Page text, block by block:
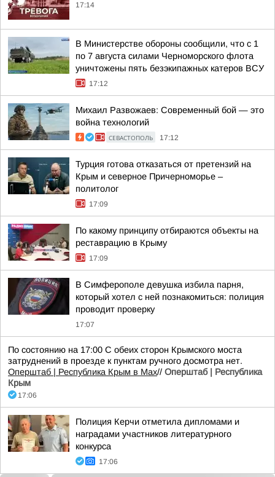
17:14
В Министерстве обороны сообщили, что с 1
по 7 августа силами Черноморского флота
уничтожены пять безэкипажных катеров ВСУ
17:12
Михаил Развожаев: Современный бой — это
война технологий
СЕВАСТОПОЛЬ 17:12
Турция готова отказаться от претензий на
Крым и северное Причерноморье –
политолог
17:09
По какому принципу отбираются объекты на
реставрацию в Крыму
17:09
В Симферополе девушка избила парня,
который хотел с ней познакомиться: полиция
проводит проверку
17:07
По состоянию на 17:00 С обеих сторон Крымского моста
затруднений в проезде к пунктам ручного досмотра нет.
Оперштаб | Республика Крым в Мax// Оперштаб | Республика
Крым
17:06
Полиция Керчи отметила дипломами и
наградами участников литературного
конкурса
17:06